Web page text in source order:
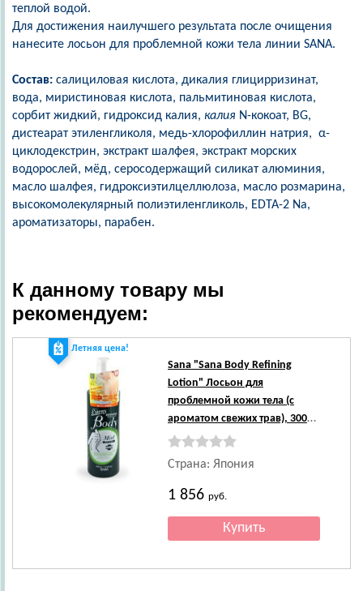
теплой водой.
Для достижения наилучшего результата после очищения
нанесите лосьон для проблемной кожи тела линии SANA.
Состав: салициловая кислота, дикалия глицирризинат,
вода, миристиновая кислота, пальмитиновая кислота,
сорбит жидкий, гидроксид калия, калия N-кокоат, BG,
дистеарат этиленгликоля, медь-хлорофиллин натрия, α-
циклодекстрин, экстракт шалфея, экстракт морских
водорослей, мёд, серосодержащий силикат алюминия,
масло шалфея, гидроксиэтилцеллюлоза, масло розмарина,
высокомолекулярный полиэтиленгликоль, EDTA-2 Na,
ароматизаторы, парабен.
К данному товару мы
рекомендуем:
Летняя цена!
Sana"Sana Body Refining
Lotion" Лосьон для
проблемной кожи тела (с
ароматом свежих трав), 300
мл.
Страна: Япония
1 856 руб.